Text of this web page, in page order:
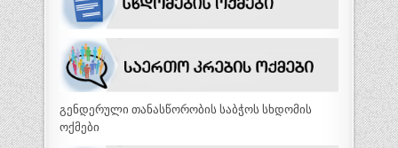
გენდერული თანასწორობის საბჭოს სხდომის
ოქმები